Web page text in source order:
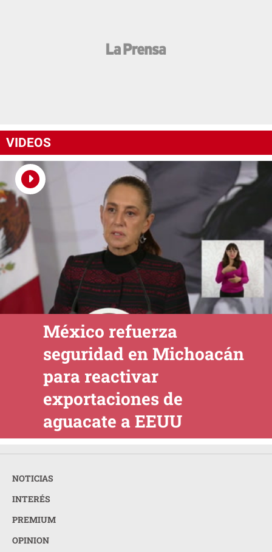
VIDEOS
México refuerza
seguridad en Michoacán
para reactivar
exportaciones de
aguacate a EEUU
NOTICIAS
INTERÉS
PREMIUM
OPINION